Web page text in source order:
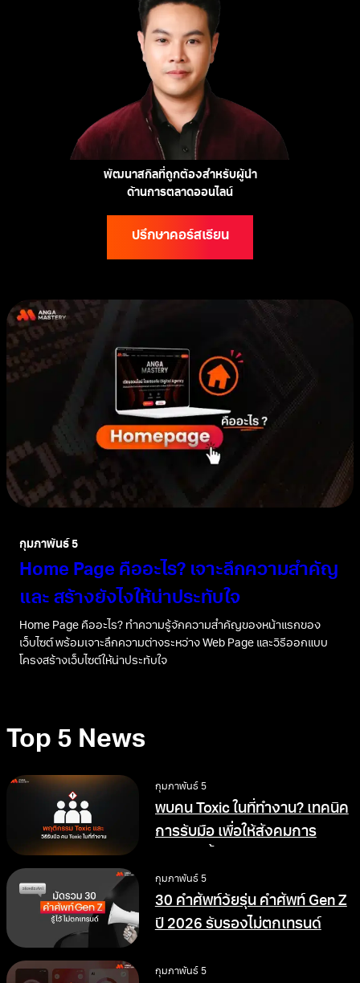
พัฒนาสกิลที่ถูกต้องสำหรับผู้นำ
ด้านการตลาดออนไลน์
ปรึกษาคอร์สเรียน
กุมภาพันธ์ 5
Home Page คืออะไร? เจาะลึกความสำคัญ
และ สร้างยังไงให้น่าประทับใจ
Home Page คืออะไร? ทำความรู้จักความสำคัญของหน้าแรกของ
เว็บไซต์ พร้อมเจาะลึกความต่างระหว่าง Web Page และวิธีออกแบบ
โครงสร้างเว็บไซต์ให้น่าประทับใจ
Top 5 News
กุมภาพันธ์ 5
พบคน Toxic ในที่ทำงาน? เทคนิค
การรับมือ เพื่อให้สังคมการ
กุมภาพันธ์ 5
30 คำศัพท์วัยรุ่น คำศัพท์ Gen Z
ปี 2026 รับรองไม่ตกเทรนด์
กุมภาพันธ์ 5